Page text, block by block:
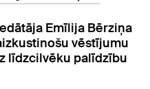
Emīlija Bērziņa
vēstījumu
līdzcilvēku palīdzību